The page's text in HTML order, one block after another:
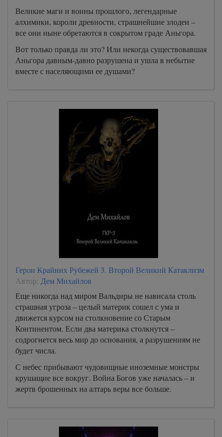
Великие маги и воины прошлого, легендарные
алхимики, короли древности, страшнейшие злодеи –
все они ныне обретаются в сокрытом граде Аньгора.
Вот только правда ли это? Или некогда существовавшая
Аньгора давным-давно разрушена и ушла в небытие
вместе с населяющими ее душами?
Герои Крайних Рубежей 3. Второй Великий Катаклизм
Автор: Дем Михайлов
Еще никогда над миром Вальдиры не нависала столь
страшная угроза – целый материк сошел с ума и
движется курсом на столкновение со Старым
Континентом. Если два материка столкнутся –
содрогнется весь мир до основания, а разрушениям не
будет числа.
С небес прибывают чудовищные иноземные монстры
крушащие все вокруг. Война Богов уже началась – и
жертв брошенных на алтарь веры все больше.